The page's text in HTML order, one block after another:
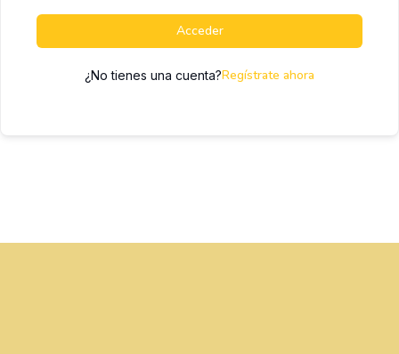
Acceder
¿No tienes una cuenta?Regístrate ahora